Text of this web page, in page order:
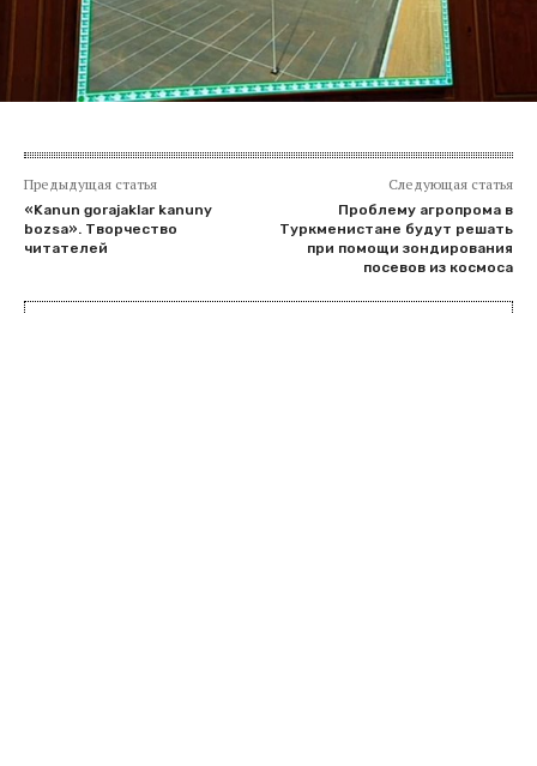
Предыдущая статья
«Kanun gorajaklar kanuny
bozsa». Творчество
читателей
Следующая статья
Проблему агропрома в
Туркменистане будут решать
при помощи зондирования
посевов из космоса